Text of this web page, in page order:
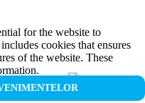
for the website to
cookies that ensures
of the website. These